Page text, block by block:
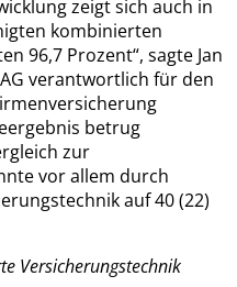
zeigt sich auch in
kombinierten
96,7 Prozent“, sagte Jan
verantwortlich für den
betrug
zur
vor allem durch
auf 40 (22)
Versicherungstechnik